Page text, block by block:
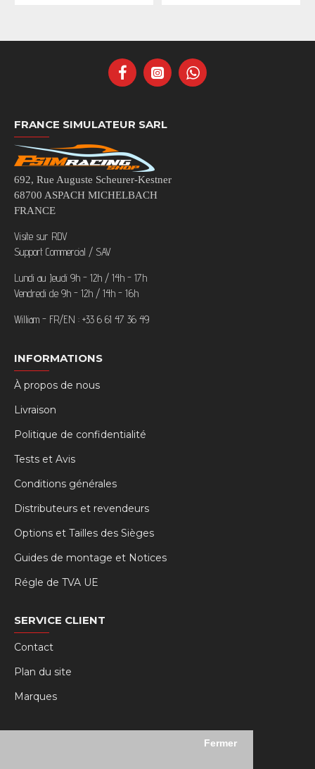
Fermer
FRANCE SIMULATEUR SARL
692, Rue Auguste Scheurer-Kestner
68700 ASPACH MICHELBACH
FRANCE
Visite sur RDV
Support Commercial / SAV
Lundi au Jeudi 9h - 12h / 14h - 17h
Vendredi de 9h - 12h / 14h - 16h
William - FR/EN : +33 6 61 47 36 49
INFORMATIONS
À propos de nous
Livraison
Politique de confidentialité
Tests et Avis
Conditions générales
Distributeurs et revendeurs
Options et Tailles des Sièges
Guides de montage et Notices
Régle de TVA UE
SERVICE CLIENT
Contact
Plan du site
Marques
MY RSEAT